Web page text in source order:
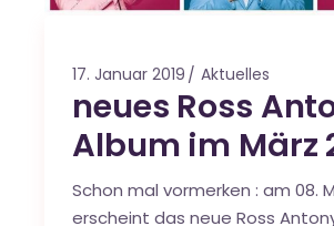
17. Januar 2019 Aktuelles
neues Ross
Album im März
Schon mal vormerken : am 08.
erscheint das neue Ross